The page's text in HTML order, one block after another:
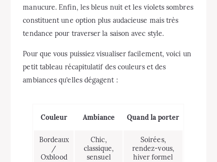
manucure. Enfin, les bleus nuit et les violets sombres
constituent une option plus audacieuse mais très
tendance pour traverser la saison avec style.
Pour que vous puissiez visualiser facilement, voici un
petit tableau récapitulatif des couleurs et des
ambiances qu’elles dégagent :
Couleur Ambiance Quand la porter
Bordeaux
/
Oxblood
Chic,
classique,
sensuel
Soirées,
rendez-vous,
hiver formel